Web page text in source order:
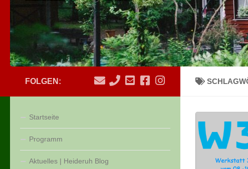
FOLGEN:
Startseite
Programm
Aktuelles | Heideruh Blog